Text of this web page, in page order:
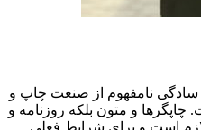
سادگی نامفهوم از صنعت چاپ و
چاپگرها و متون بلکه روزنامه و
است و برای شرایط فعلی